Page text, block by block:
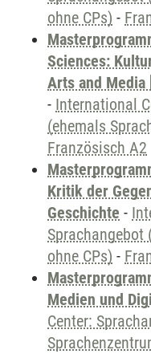
ohne CPs) -
Sciences:
Arts and Media
- International
(ehemals
Französisch A2
Kritik der
Geschichte -
Sprachangebot
ohne CPs) -
Medien und
Center: